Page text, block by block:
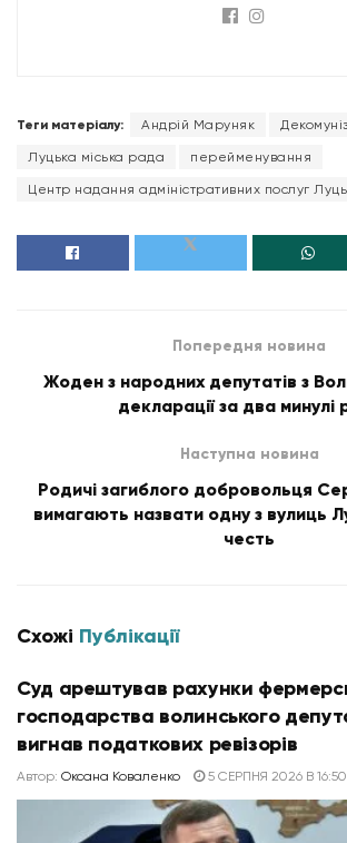
Теги матеріалу: Андрій Маруняк
Луцька міська рада перейменування
Центр надання адміністративних послуг
Попередня новина
Жоден з народних депутатів з
декларації за два минулі
Наступна новина
Родичі загиблого добровольця
вимагають назвати одну з вулиць
честь
Схожі Публікації
Суд арештував рахунки
господарства волинського
вигнав податкових ревізорів
Автор: Оксана Коваленко 5 СЕРПНЯ 2026 В 16:50